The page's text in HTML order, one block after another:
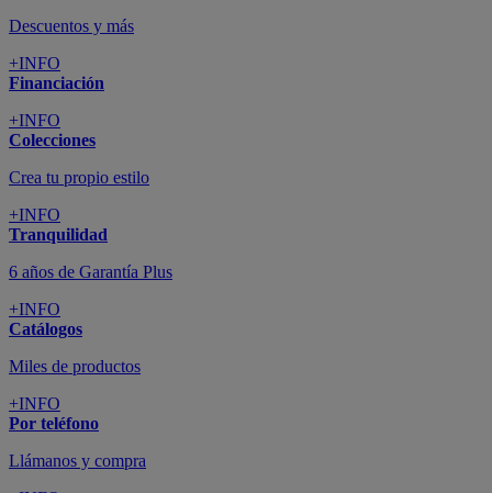
Descuentos y más
+INFO
Financiación
+INFO
Colecciones
Crea tu propio estilo
+INFO
Tranquilidad
6 años de Garantía Plus
+INFO
Catálogos
Miles de productos
+INFO
Por teléfono
Llámanos y compra